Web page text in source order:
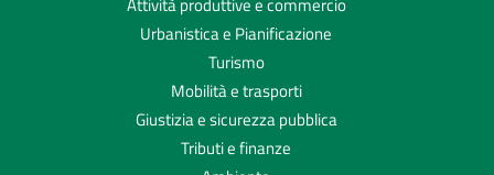
Attività produttive e commercio
Urbanistica e Pianificazione
Turismo
Mobilità e trasporti
Giustizia e sicurezza pubblica
Tributi e finanze